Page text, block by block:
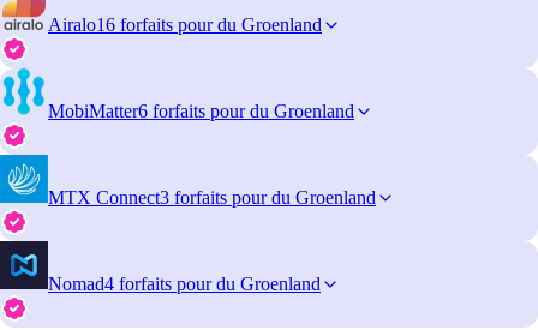
Airalo16 forfaits pour du Groenland
MobiMatter6 forfaits pour du Groenland
MTX Connect3 forfaits pour du Groenland
Nomad4 forfaits pour du Groenland